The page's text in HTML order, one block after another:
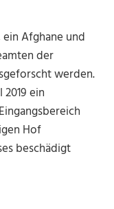
Afghane und
der
werden.
ein
Hof
beschädigt